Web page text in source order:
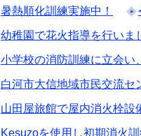
暑熱順化訓練実施中！
幼稚園で花火指導を行いま
小学校の消防訓練に立会い
白河市大信地域市民交流セ
山田屋旅館で屋内消火栓設
Kesuzoを使用し初期消火訓